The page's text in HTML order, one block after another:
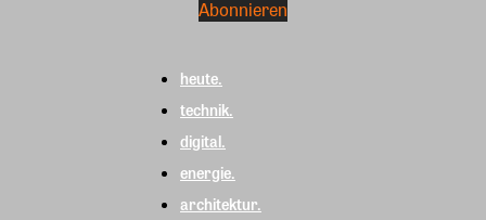
heute.
technik.
digital.
energie.
architektur.